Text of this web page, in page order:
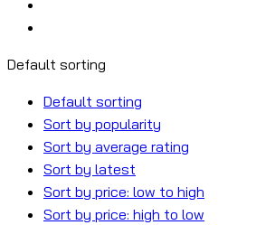
Default sorting
Default sorting
Sort by popularity
Sort by average rating
Sort by latest
Sort by price: low to high
Sort by price: high to low